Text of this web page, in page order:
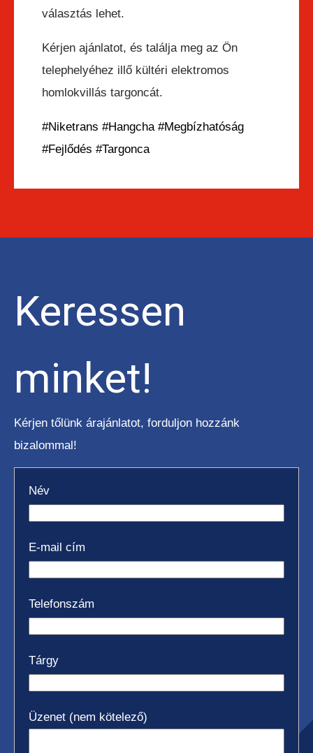
választás lehet.
Kérjen ajánlatot, és találja meg az Ön
telephelyéhez illő kültéri elektromos
homlokvillás targoncát.
#Niketrans #Hangcha #Megbízhatóság
#Fejlődés #Targonca
Keressen
minket!
Kérjen tőlünk árajánlatot, forduljon hozzánk
bizalommal!
Név
E-mail cím
Telefonszám
Tárgy
Üzenet (nem kötelező)